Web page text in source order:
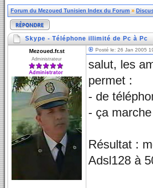
Forum du Mezoued Tunisien Index du Forum »
Skype - Téléphone illimité de Pc à Pc
Mezoued.fr.st
Administrateur
Posté le: 26 Jan 2005
salut, les
permet :
- de
- ça
Résultat :
Adsl128 à